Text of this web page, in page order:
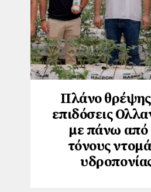
Πλάνο θρέψης
επιδόσεις
με πάνω από
τόνους